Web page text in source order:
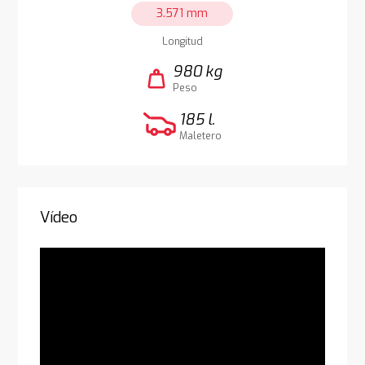
3.571 mm
Longitud
weight 980 kg
Peso
185 l.
Maletero
Vídeo